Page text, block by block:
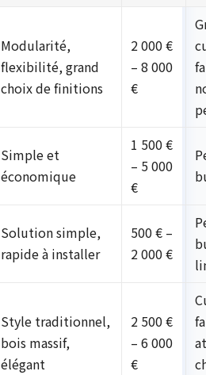
Modularité,
flexibilité, grand
choix de finitions
2 000 €
– 8 000
€
Simple et
économique
1 500 €
– 5 000
€
Solution simple,
rapide à installer
500 € –
2 000 €
Style traditionnel,
bois massif,
élégant
2 500 €
– 6 000
€